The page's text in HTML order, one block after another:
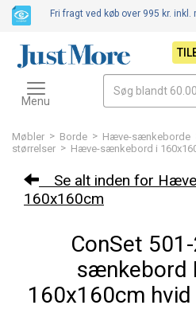
Møbler > Borde > Hæve-sænkeborde
størrelser > Hæve-sænkebord i
Se alt inden for
160x160cm
ConSet
sænkebord
160x160cm
Fri fragt ved køb over 995 kr. inkl.
Toggle
navigation
Menu